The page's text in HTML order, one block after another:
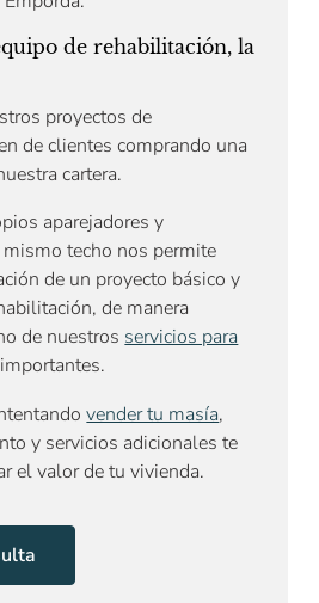
de rehabilitación, la
proyectos de
de clientes comprando una
cartera.
aparejadores y
techo nos permite
de un proyecto básico y
de manera
de nuestros servicios para
vender tu masía,
y servicios adicionales te
el valor de tu vivienda.